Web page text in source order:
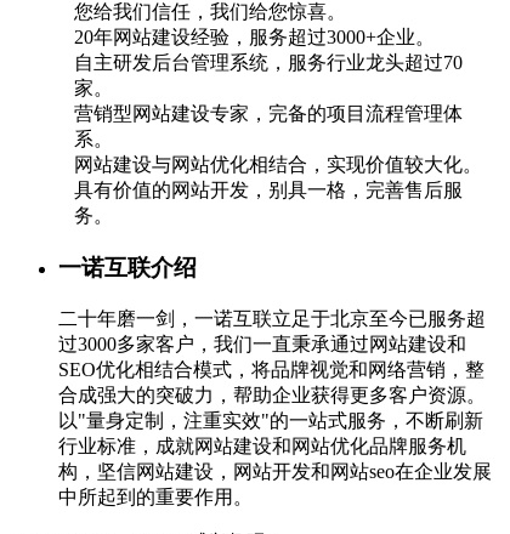
您给我们信任，我们给您惊喜。
20年网站建设经验，服务超过3000+企业。
自主研发后台管理系统，服务行业龙头超过70
家。
营销型网站建设专家，完备的项目流程管理体
系。
网站建设与网站优化相结合，实现价值较大化。
具有价值的网站开发，别具一格，完善售后服
务。
一诺互联介绍
二十年磨一剑，一诺互联立足于北京至今已服务超
过3000多家客户，我们一直秉承通过网站建设和
SEO优化相结合模式，将品牌视觉和网络营销，整
合成强大的突破力，帮助企业获得更多客户资源。
以"量身定制，注重实效"的一站式服务，不断刷新
行业标准，成就网站建设和网站优化品牌服务机
构，坚信网站建设，网站开发和网站seo在企业发展
中所起到的重要作用。